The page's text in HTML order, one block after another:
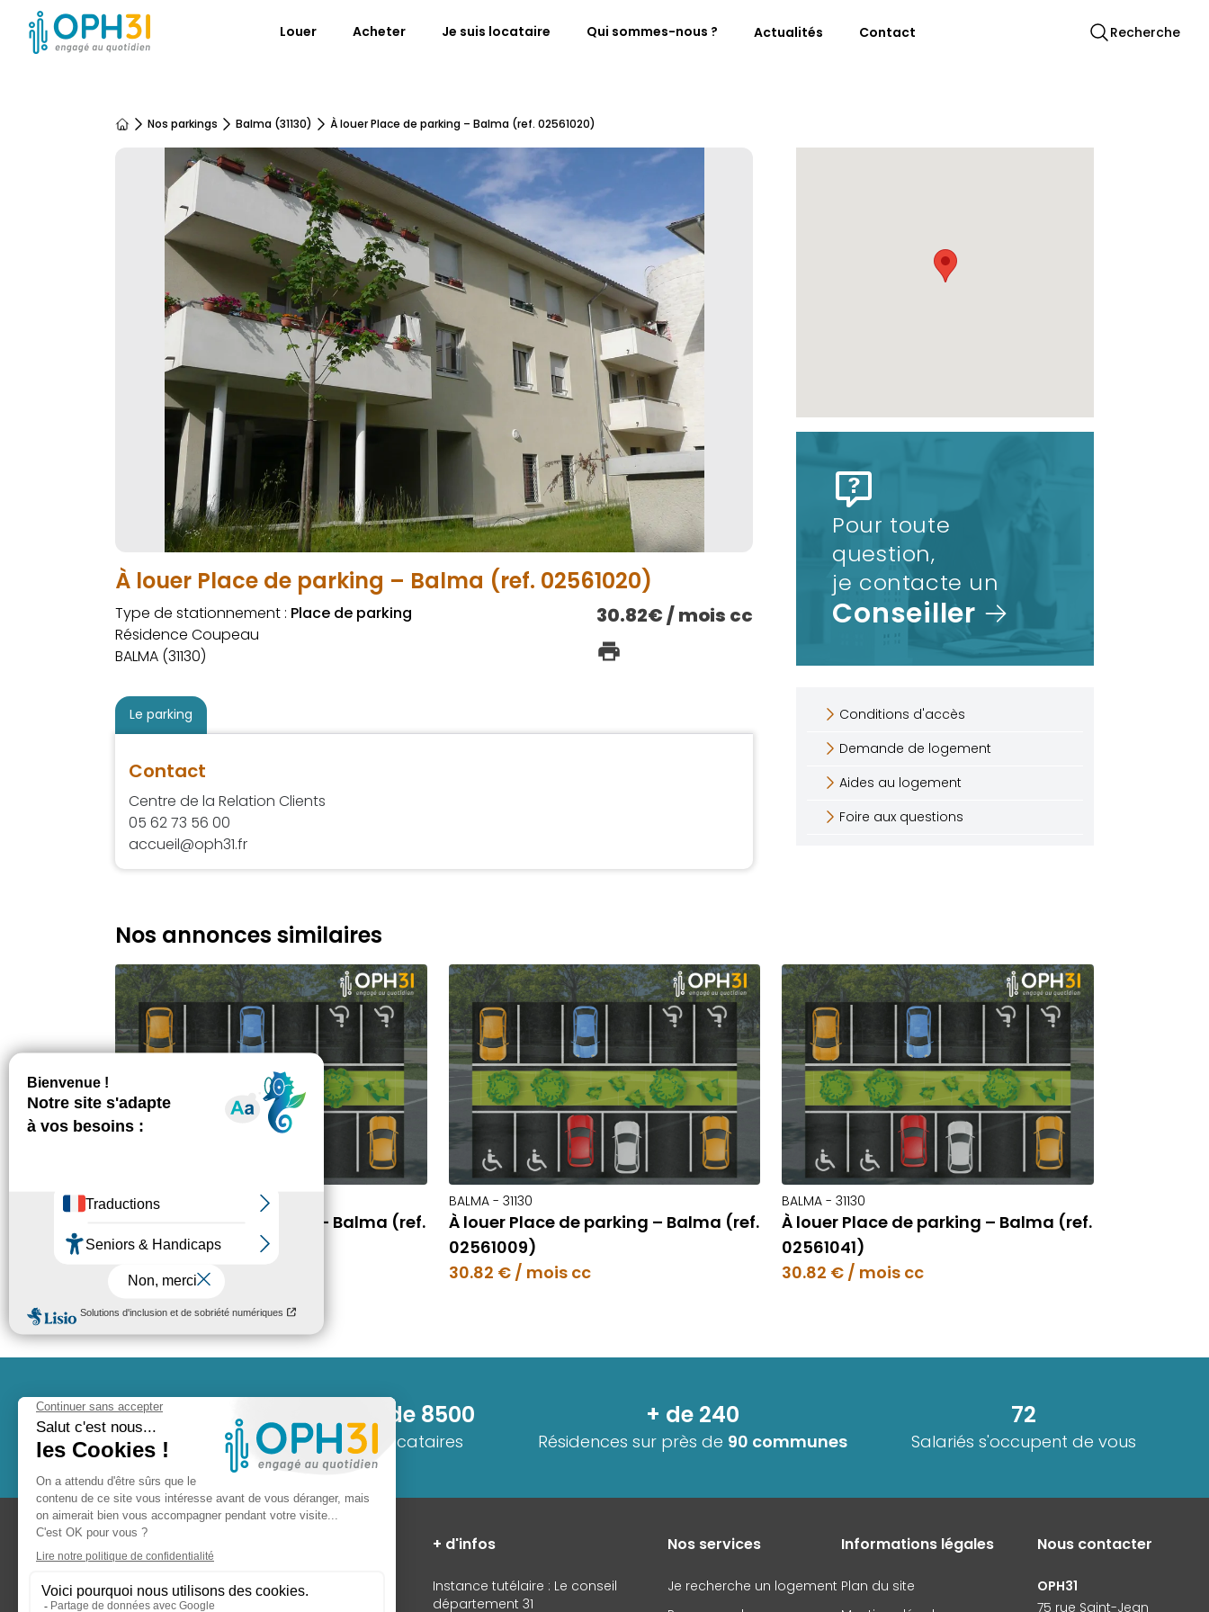
Louer Acheter Je suis locataire Qui sommes-nous ? Actualités Contact Recherche
AccueilNos parkings Balma (31130) À louer Place de parking – Balma (ref. 02561020)
À louer Place de parking – Balma (ref. 02561020)
Type de stationnement : Place de parking
Résidence Coupeau
BALMA (31130)
30.82€ / mois cc
Le parking
Contact
Centre de la Relation Clients
05 62 73 56 00
accueil@oph31.fr
Pour toute
question,
je contacte un
Conseiller
Conditions d'accès
Demande de logement
Aides au logement
Foire aux questions
Nos annonces similaires
BALMA - 31130
À louer Place de parking – Balma (ref.
02561045)
30.82 € / mois cc
BALMA - 31130
À louer Place de parking – Balma (ref.
02561009)
30.82 € / mois cc
BALMA - 31130
À louer Place de parking – Balma (ref.
02561041)
30.82 € / mois cc
3 483
Logements gérés par OPH 31
+ de 8500
Locataires
+ de 240
Résidences sur près de 90 communes
72
Salariés s'occupent de vous
+ d'infos
Instance tutélaire : Le conseil
département 31
Nos services
Je recherche un logement
Informations légales
Plan du site
Nous contacter
OPH31
75 rue Saint-Jean